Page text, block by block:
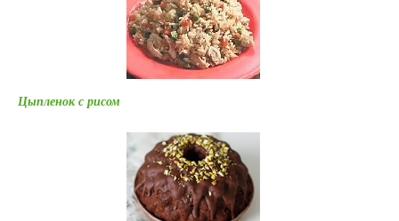
Цыпленок с рисом